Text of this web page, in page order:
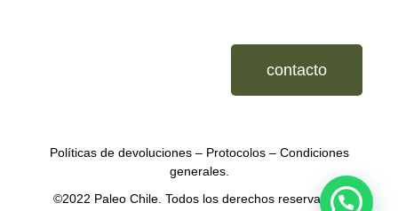
contacto
©2022 Paleo Chile. Todos los derechos reservados.
Políticas de devoluciones– Protocolos– Condiciones
generales.